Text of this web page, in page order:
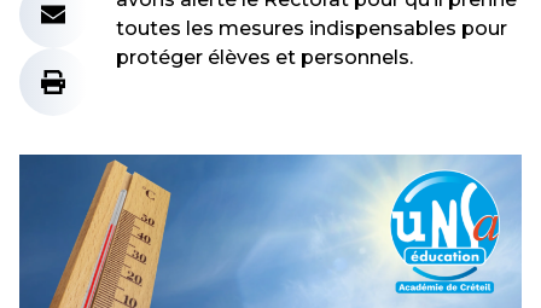
toutes les mesures indispensables pour
protéger élèves et personnels.